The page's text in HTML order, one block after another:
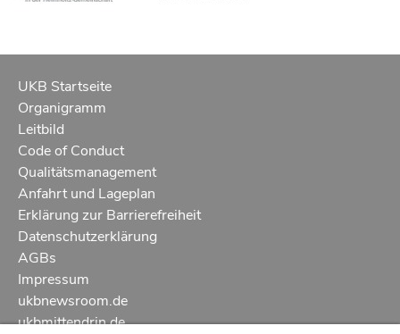
UKB Startseite
Organigramm
Leitbild
Code of Conduct
Qualitätsmanagement
Anfahrt und Lageplan
Erklärung zur Barrierefreiheit
Datenschutzerklärung
AGBs
Impressum
ukbnewsroom.de
ukbmittendrin.de